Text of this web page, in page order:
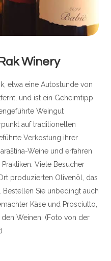
Winery
etwa eine Autostunde von
und ist ein Geheimtipp
Weingut
auf traditionellen
Verkostung ihrer
Weine und erfahren
Viele Besucher
produzierten Olivenöl, das
Sie unbedingt auch
Käse und Prosciutto,
Weinen! (Foto von der